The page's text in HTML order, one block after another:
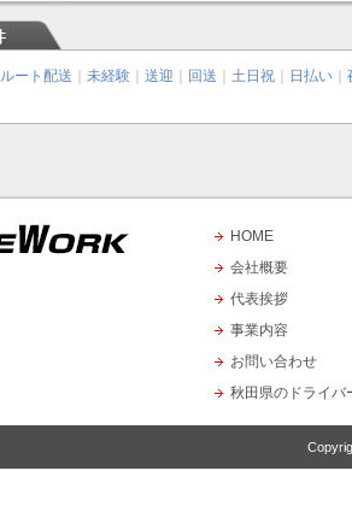
ルート配送 未経験 送迎 回送 土日祝 日払い
HOME
会社概要
代表挨拶
事業内容
お問い合わせ
秋田県のドライバ